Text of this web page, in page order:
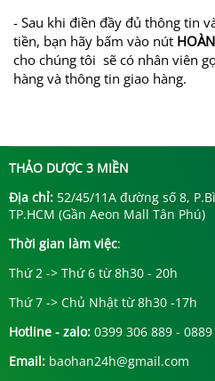
- Sau khi điền đầy đủ thông tin
tiền, bạn hãy bấm vào nút
cho chúng tôi sẽ có nhân viên
hàng và thông tin giao hàng.
THẢO DƯỢC 3 MIỀN
Địa chỉ: 52/45/11A đường số 8,
TP.HCM (Gần Aeon Mall Tân Phú)
Thời gian làm việc:
Thứ 2 -> Thứ 6 từ 8h30 - 20h
Thứ 7 -> Chủ Nhật từ 8h30 -17h
Hotline - zalo: 0399 306 889 -
Email: baohan24h@gmail.com